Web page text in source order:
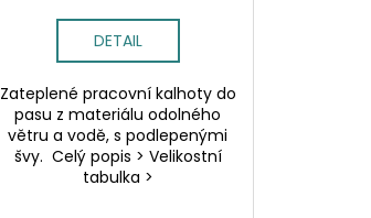
DETAIL
Zateplené pracovní kalhoty do
pasu z materiálu odolného
větru a vodě, s podlepenými
švy. Celý popis > Velikostní
tabulka >